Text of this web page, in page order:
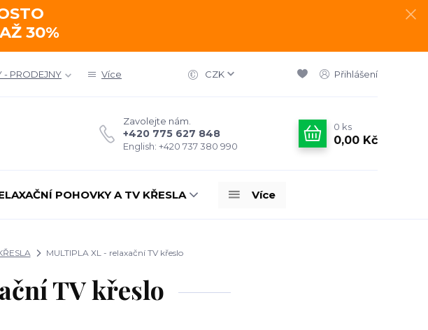
30%
- PRODEJNY Více CZK Přihlášení
Zavolejte nám.
+420 775 627 848
English: +420 737 380 990
0 ks
0,00 Kč
POHOVKY A TV KŘESLA Více
MULTIPLA XL - relaxační TV křeslo
TV křeslo